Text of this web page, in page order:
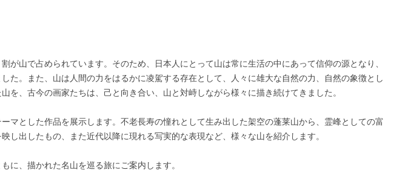
が山で占められています。そのため、日本人にとって山は常に生活の中にあって信仰の源となり、
た。また、山は人間の力をはるかに凌駕する存在として、人々に雄大な自然の力、自然の象徴とし
を、古今の画家たちは、己と向き合い、山と対峙しながら様々に描き続けてきました。
マとした作品を展示します。不老長寿の憧れとして生み出した架空の蓬莱山から、霊峰としての富
し出したもの、また近代以降に現れる写実的な表現など、様々な山を紹介します。
に、描かれた名山を巡る旅にご案内します。